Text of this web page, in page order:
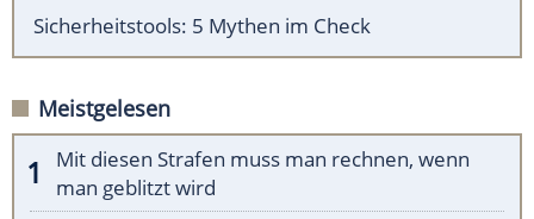
Sicherheitstools: 5 Mythen im Check
Meistgelesen
Mit diesen Strafen muss man rechnen, wenn
man geblitzt wird